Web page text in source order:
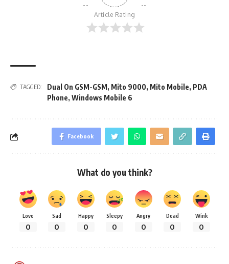
Article Rating
TAGGED: Dual On GSM-GSM, Mito 9000, Mito Mobile, PDA
Phone, Windows Mobile 6
Facebook
What do you think?
Love
0
Sad
0
Happy
0
Sleepy
0
Angry
0
Dead
0
Wink
0